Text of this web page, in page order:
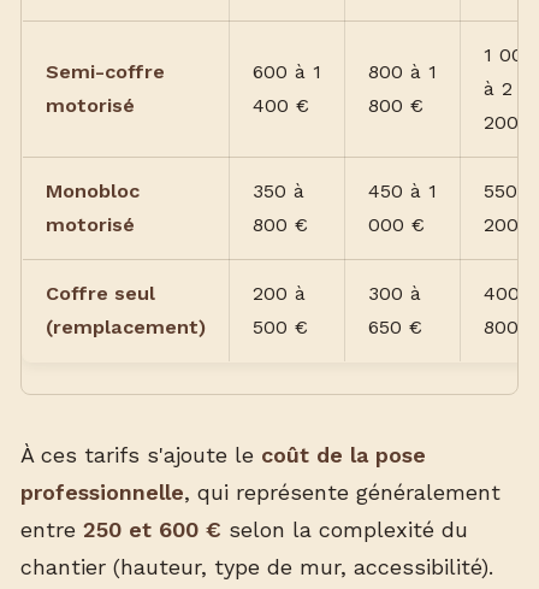
Semi-coffre
motorisé
600 à 1
400 €
800 à 1
800 €
1 000
à 2
200 €
Monobloc
motorisé
350 à
800 €
450 à 1
000 €
550 à
200 €
Coffre seul
(remplacement)
200 à
500 €
300 à
650 €
400 à
800 €
À ces tarifs s'ajoute le coût de la pose
professionnelle, qui représente généralement
entre 250 et 600 € selon la complexité du
chantier (hauteur, type de mur, accessibilité).